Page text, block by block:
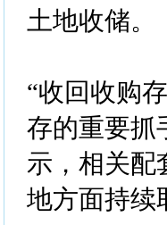
土地收储。
“收回收购
存的重要抓
示，相关配
地方面持续